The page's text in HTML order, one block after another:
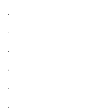
.
.
.
.
.
.